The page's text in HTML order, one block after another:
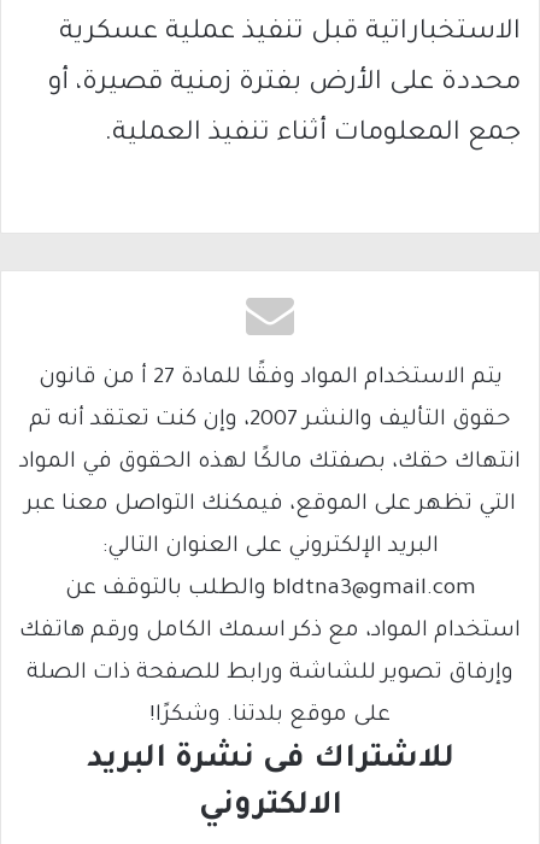
الاستخباراتية قبل تنفيذ عملية عسكرية
محددة على الأرض بفترة زمنية قصيرة، أو
جمع المعلومات أثناء تنفيذ العملية.
يتم الاستخدام المواد وفقًا للمادة 27 أ من قانون
حقوق التأليف والنشر 2007، وإن كنت تعتقد أنه تم
انتهاك حقك، بصفتك مالكًا لهذه الحقوق في المواد
التي تظهر على الموقع، فيمكنك التواصل معنا عبر
البريد الإلكتروني على العنوان التالي:
bldtna3@gmail.com والطلب بالتوقف عن
استخدام المواد، مع ذكر اسمك الكامل ورقم هاتفك
وإرفاق تصوير للشاشة ورابط للصفحة ذات الصلة
على موقع بلدتنا. وشكرًا!
للاشتراك فى نشرة البريد
الالكتروني